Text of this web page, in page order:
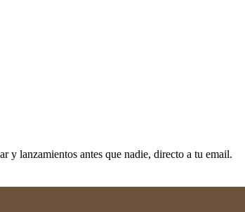
y lanzamientos antes que nadie, directo a tu email.